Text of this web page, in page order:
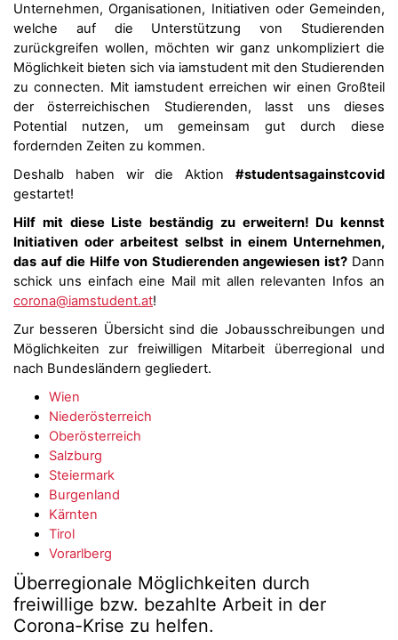
Unternehmen, Organisationen, Initiativen oder Gemeinden,
welche auf die Unterstützung von Studierenden
zurückgreifen wollen, möchten wir ganz unkompliziert die
Möglichkeit bieten sich via iamstudent mit den Studierenden
zu connecten. Mit iamstudent erreichen wir einen Großteil
der österreichischen Studierenden, lasst uns dieses
Potential nutzen, um gemeinsam gut durch diese
fordernden Zeiten zu kommen.
Deshalb haben wir die Aktion #studentsagainstcovid
gestartet!
Hilf mit diese Liste beständig zu erweitern! Du kennst
Initiativen oder arbeitest selbst in einem Unternehmen,
das auf die Hilfe von Studierenden angewiesen ist?Dann
schick uns einfach eine Mail mit allen relevanten Infos an
corona@iamstudent.at!
Zur besseren Übersicht sind die Jobausschreibungen und
Möglichkeiten zur freiwilligen Mitarbeit überregional und
nach Bundesländern gegliedert.
Wien
Niederösterreich
Oberösterreich
Salzburg
Steiermark
Burgenland
Kärnten
Tirol
Vorarlberg
Überregionale Möglichkeiten durch
freiwillige bzw. bezahlte Arbeit in der
Corona-Krise zu helfen.